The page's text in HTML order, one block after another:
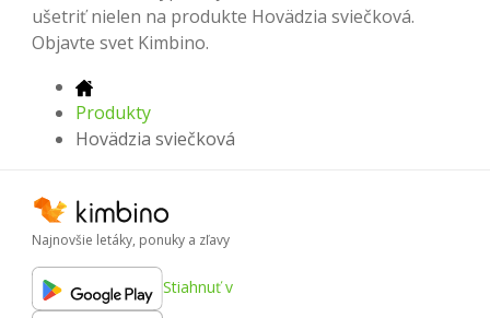
ušetriť nielen na produkte Hovädzia sviečková.
Objavte svet Kimbino.
Produkty
Hovädzia sviečková
Najnovšie letáky, ponuky a zľavy
Stiahnuť v